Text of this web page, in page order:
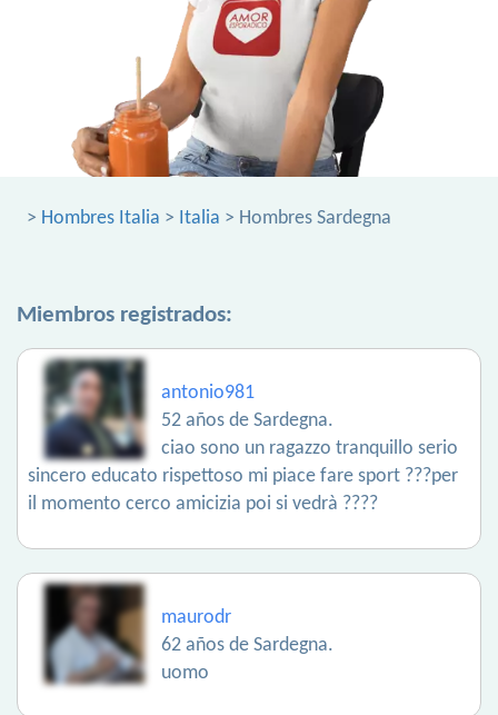
> Hombres Italia > Italia > Hombres Sardegna
Miembros registrados:
antonio981
52 años de Sardegna.
ciao sono un ragazzo tranquillo serio
sincero educato rispettoso mi piace fare sport ???per
il momento cerco amicizia poi si vedrà ????
maurodr
62 años de Sardegna.
uomo